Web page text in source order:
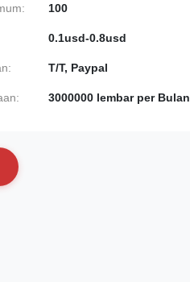
100
0.1usd-0.8usd
T/T, Paypal
3000000 lembar per Bulan